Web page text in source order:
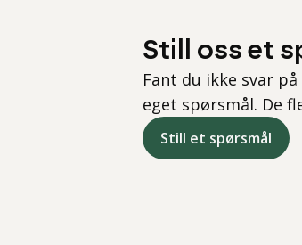
Still oss et
Fant du ikke svar
eget spørsmål. De
Still et spørsmål